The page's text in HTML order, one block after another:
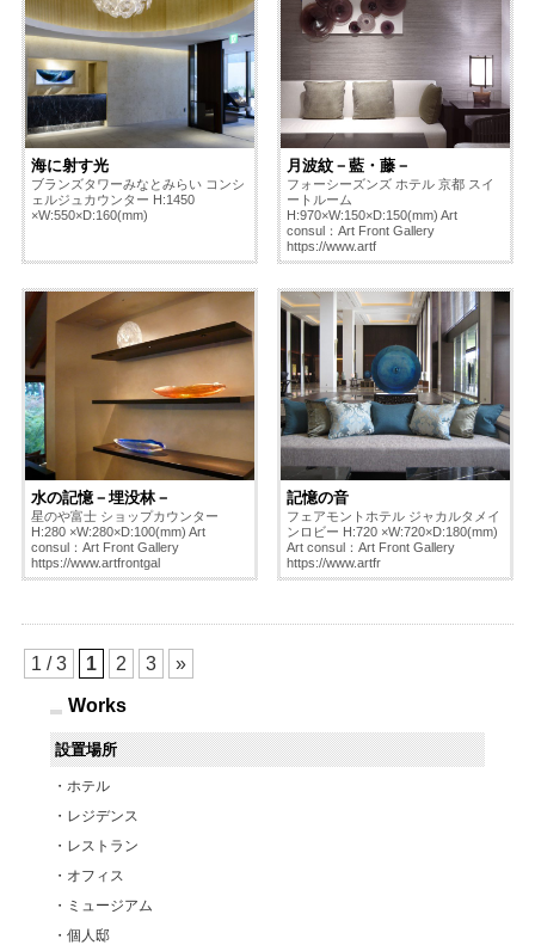
海に射す光
ブランズタワーみなとみらい コンシ
ェルジュカウンター H:1450
×W:550×D:160(mm)
月波紋－藍・藤－
フォーシーズンズ ホテル 京都 スイ
ートルーム
H:970×W:150×D:150(mm) Art
consul：Art Front Gallery
https://www.artf
水の記憶－埋没林－
星のや富士 ショップカウンター
H:280 ×W:280×D:100(mm) Art
consul：Art Front Gallery
https://www.artfrontgal
記憶の音
フェアモントホテル ジャカルタメイ
ンロビー H:720 ×W:720×D:180(mm)
Art consul：Art Front Gallery
https://www.artfr
1 / 3 1 2 3 »
Works
設置場所
ホテル
レジデンス
レストラン
オフィス
ミュージアム
個人邸